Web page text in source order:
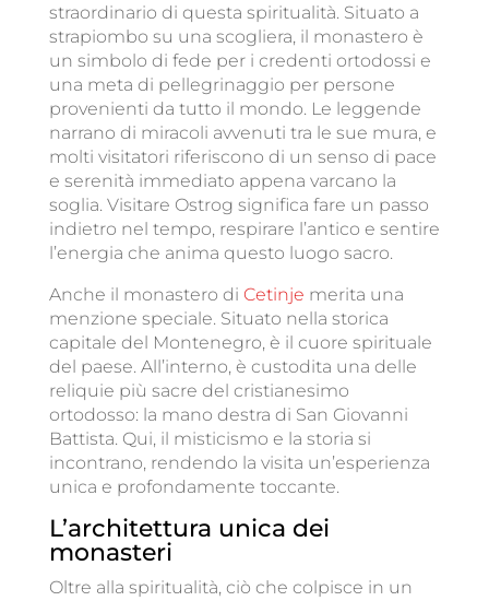
straordinario di questa spiritualità. Situato a
strapiombo su una scogliera, il monastero è
un simbolo di fede per i credenti ortodossi e
una meta di pellegrinaggio per persone
provenienti da tutto il mondo. Le leggende
narrano di miracoli avvenuti tra le sue mura, e
molti visitatori riferiscono di un senso di pace
e serenità immediato appena varcano la
soglia. Visitare Ostrog significa fare un passo
indietro nel tempo, respirare l’antico e sentire
l’energia che anima questo luogo sacro.
Anche il monastero di Cetinje merita una
menzione speciale. Situato nella storica
capitale del Montenegro, è il cuore spirituale
del paese. All’interno, è custodita una delle
reliquie più sacre del cristianesimo
ortodosso: la mano destra di San Giovanni
Battista. Qui, il misticismo e la storia si
incontrano, rendendo la visita un’esperienza
unica e profondamente toccante.
L’architettura unica dei
monasteri
Oltre alla spiritualità, ciò che colpisce in un